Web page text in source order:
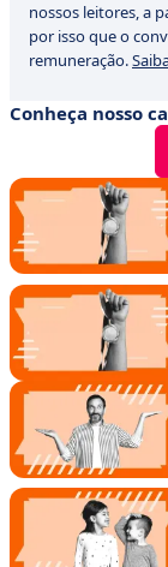
nossos leitores, a
por isso que o
remuneração.
Conheça nosso